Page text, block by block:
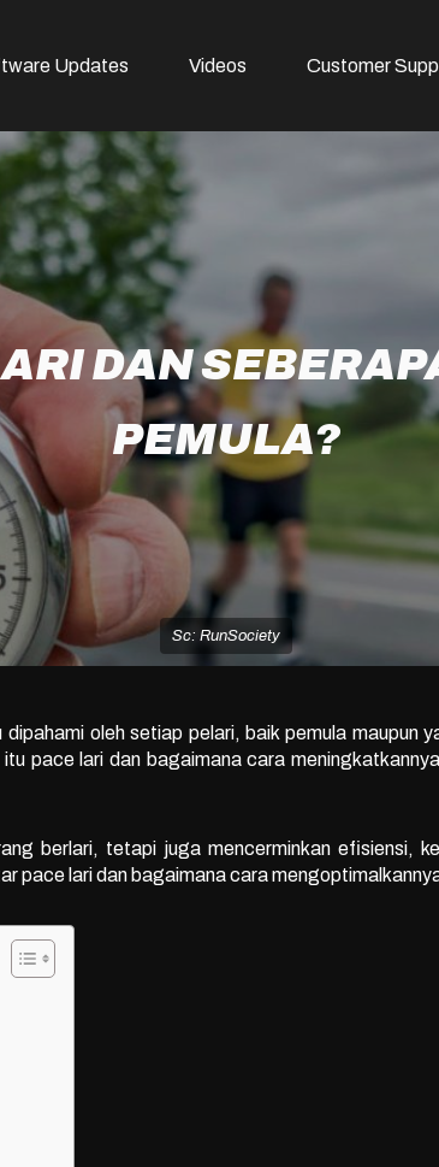
Updates Videos Customer
Sc: RunSociety
DAN
PEMULA?
oleh setiap pelari, baik pemula maupun
pace lari dan bagaimana cara
berlari, tetapi juga mencerminkan efisiensi,
pace lari dan bagaimana cara